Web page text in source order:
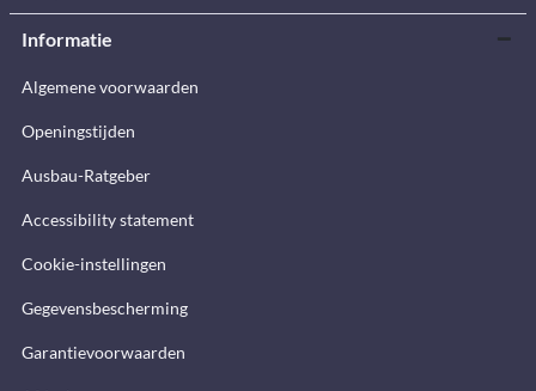
Informatie
Algemene voorwaarden
Openingstijden
Ausbau-Ratgeber
Accessibility statement
Cookie-instellingen
Gegevensbescherming
Garantievoorwaarden